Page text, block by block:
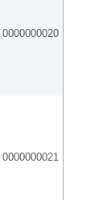
0000000020
0000000021